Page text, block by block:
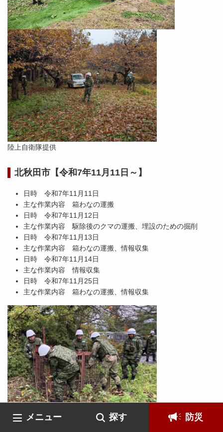
メニュー 探す 防災
陸上自衛隊提供
北秋田市【令和7年11月11日～】
日時 令和7年11月11日
主な作業内容 箱わなの運搬
日時 令和7年11月12日
主な作業内容 駆除後のクマの運搬、埋設のための掘削
日時 令和7年11月13日
主な作業内容 箱わなの運搬、情報収集
日時 令和7年11月14日
主な作業内容 情報収集
日時 令和7年11月25日
主な作業内容 箱わなの運搬、情報収集